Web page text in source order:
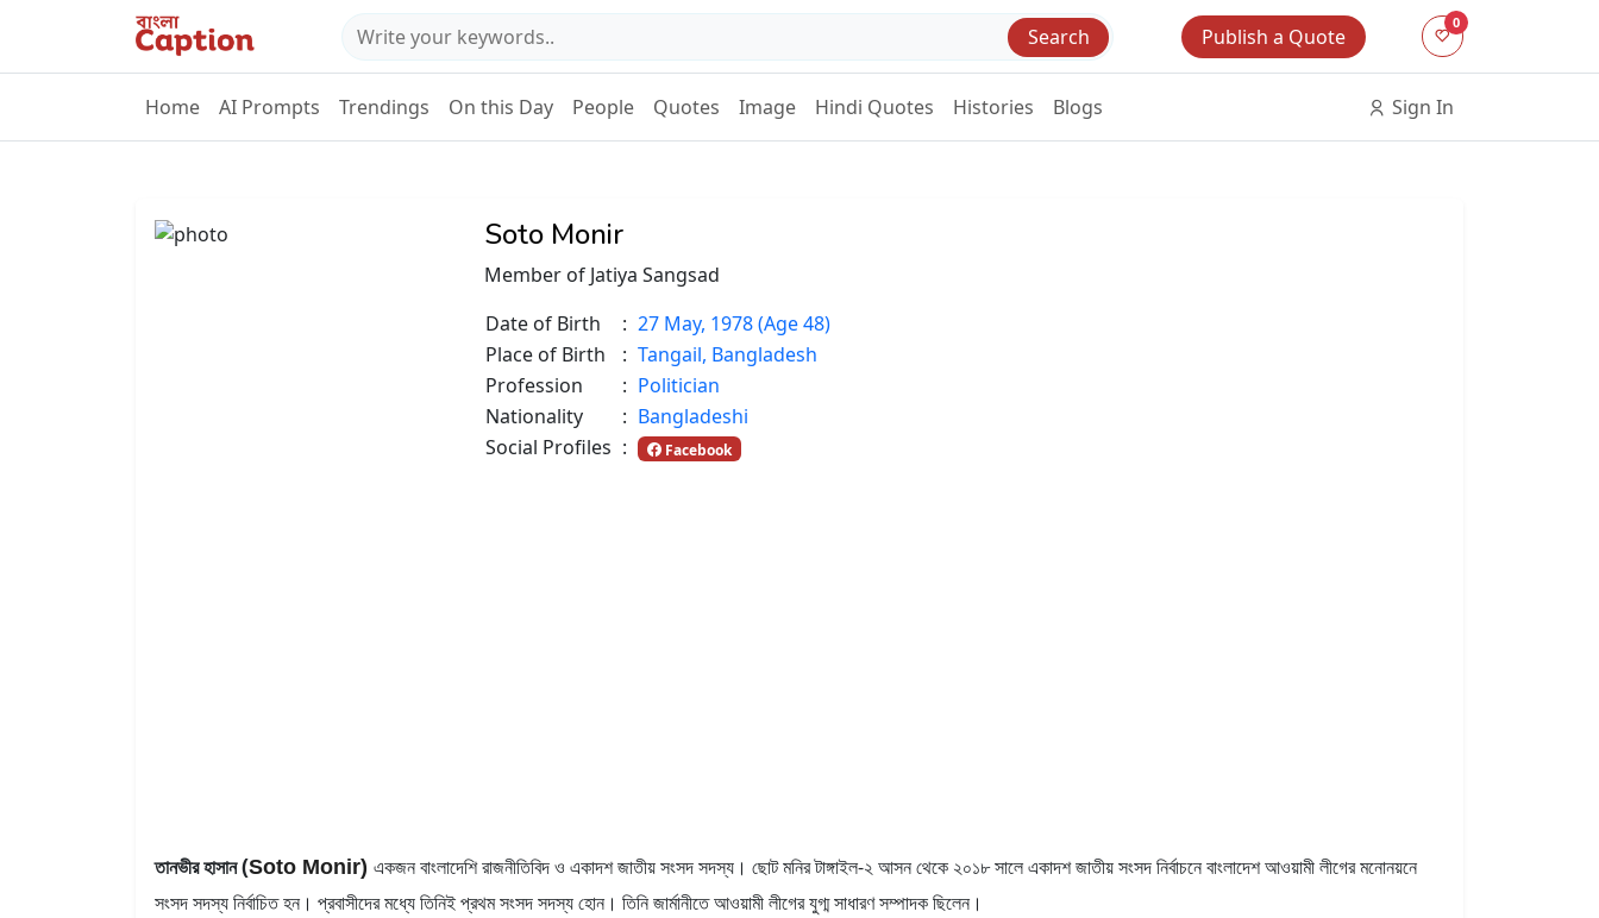
Search Publish a Quote
0
Home AI Prompts Trendings On this Day People Quotes Image Hindi Quotes Histories Blogs Sign In
Soto Monir
Member of Jatiya Sangsad
Date of Birth
: 27 May, 1978 (Age 48)
Place of Birth
: Tangail, Bangladesh
Profession
: Politician
Nationality
: Bangladeshi
Social Profiles : Facebook
তানভীর হাসান(Soto Monir) একজন বাংলাদেশি রাজনীতিবিদ ও একাদশ জাতীয় সংসদ সদস্য। ছোট মনির টাঙ্গাইল-২ আসন থেকে ২০১৮ সালে একাদশ জাতীয় সংসদ নির্বাচনে বাংলাদেশ আওয়ামী লীগের মনোনয়নে
সংসদ সদস্য নির্বাচিত হন। প্রবাসীদের মধ্যে তিনিই প্রথম সংসদ সদস্য হোন। তিনি জার্মানীতে আওয়ামী লীগের যুগ্ম সাধারণ সম্পাদক ছিলেন।